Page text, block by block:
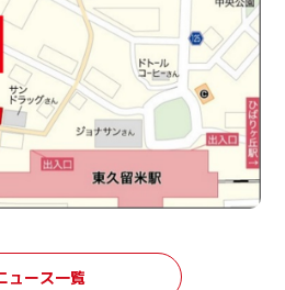
ュース一覧